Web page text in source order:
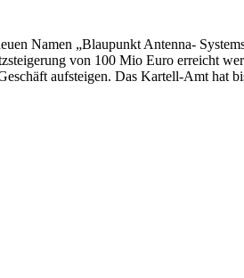
Namen „Blaupunkt Antenna-
von 100 Mio Euro erreicht
aufsteigen. Das Kartell-Amt hat